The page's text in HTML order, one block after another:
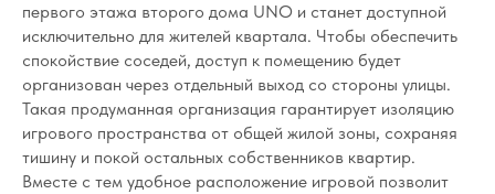
первого этажа второго дома UNO и станет доступной
исключительно для жителей квартала. Чтобы обеспечить
спокойствие соседей, доступ к помещению будет
организован через отдельный выход со стороны улицы.
Такая продуманная организация гарантирует изоляцию
игрового пространства от общей жилой зоны, сохраняя
тишину и покой остальных собственников квартир.
Вместе с тем удобное расположение игровой позволит